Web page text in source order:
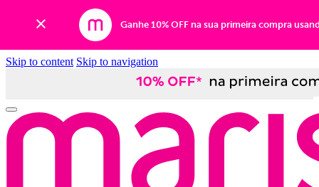
Ganhe 10% OFF na sua primeira compra
Skip to content Skip to navigation